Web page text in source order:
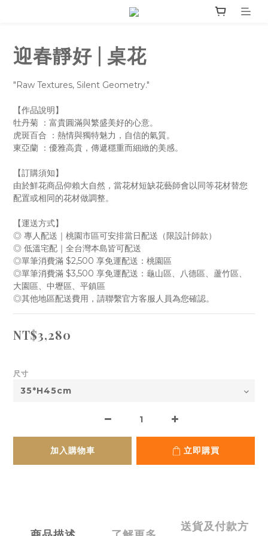
迎春靜好 | 桌花
"Raw Textures, Silent Geometry."
【作品說明】
牡丹菊 ：富貴圓滿與繁盛美好的心意。
虎斑百合 ：熱情與獨特魅力，自信的氣質。
東亞蘭 ：優雅高貴，傳遞穩重而細緻的美感。
【訂購須知】
由於鮮花商品仰賴大自然，當花材短缺花藝師會以同等花材替您
配置或相同的花材做調整。
【運送方式】
◎ 專人配送｜桃園市區可安排當日配送（限設計師款）
◎ 低溫宅配｜全台灣本島皆可配送
◎單筆消費滿 $2,500 享免運配送：桃園區
◎單筆消費滿 $3,500 享免運配送：龜山區、八德區、蘆竹區、
大園區、中壢區、平鎮區
◎其他地區配送費用，請聯繫官方客服人員為您確認。
NT$3,280
尺寸
加入購物車 立即購買
送貨及付款方